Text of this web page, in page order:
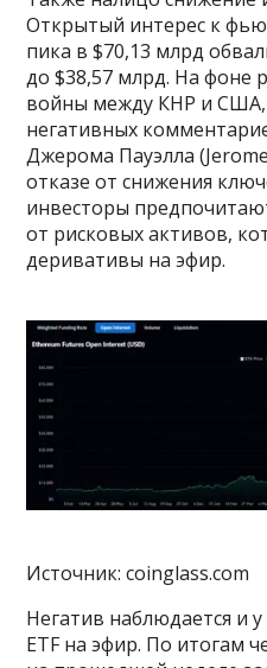
Открытый интерес к
пика в $70,13 млрд
до $38,57 млрд. На фоне
войны между КНР и США,
негативных
Джерома Пауэлла
отказе от снижения
инвесторы
от рисковых активов,
деривативы на эфир.
Источник: coinglass.com
Негатив наблюдается и
ETF на эфир. По итогам